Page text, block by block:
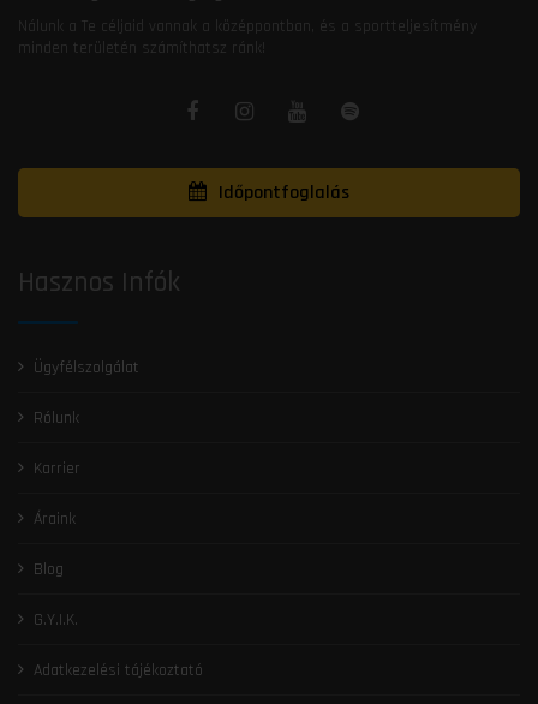
Nálunk a Te céljaid vannak a középpontban, és a sportteljesítmény
minden területén számíthatsz ránk!
Időpontfoglalás
Hasznos Infók
Ügyfélszolgálat
Rólunk
Karrier
Áraink
Blog
G.Y.I.K.
Adatkezelési tájékoztató